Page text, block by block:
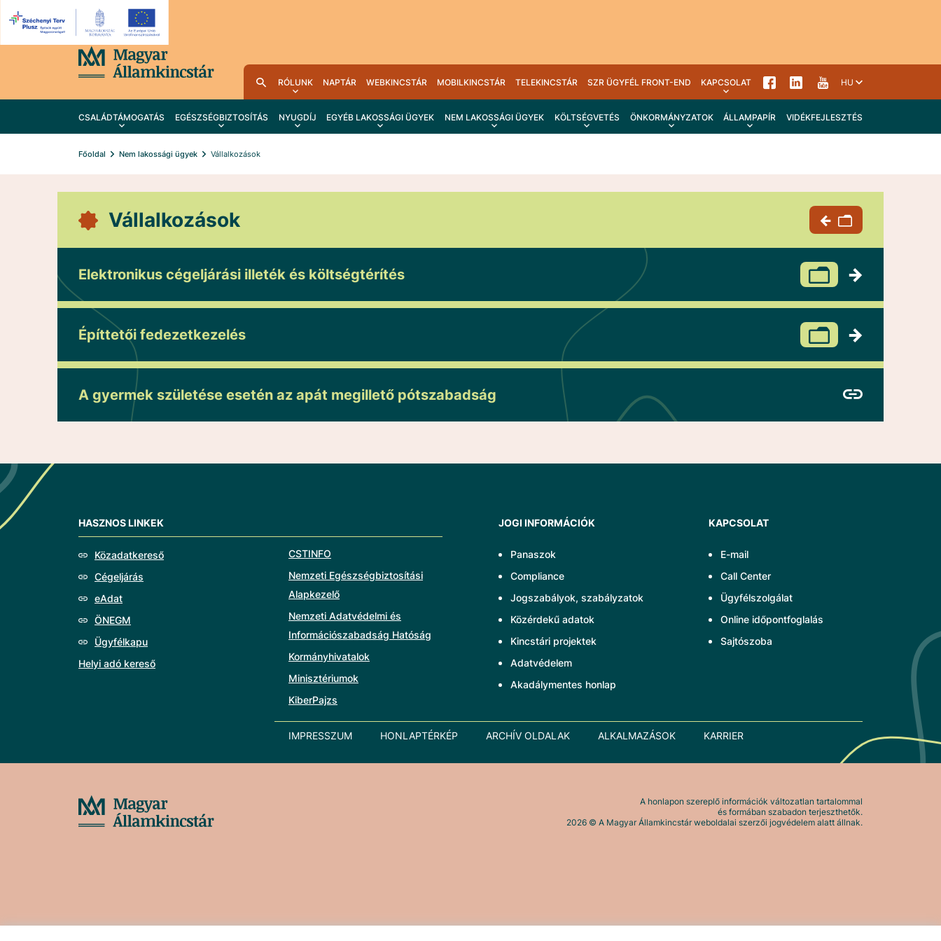
RÓLUNK NAPTÁR WEBKINCSTÁR MOBILKINCSTÁR TELEKINCSTÁR SZR ÜGYFÉL FRONT-END KAPCSOLAT HU
CSALÁDTÁMOGATÁS EGÉSZSÉGBIZTOSÍTÁS NYUGDÍJ EGYÉB LAKOSSÁGI ÜGYEK NEM LAKOSSÁGI ÜGYEK KÖLTSÉGVETÉS ÖNKORMÁNYZATOK ÁLLAMPAPÍR VIDÉKFEJLESZTÉS
Főoldal Nem lakossági ügyek Vállalkozások
Vállalkozások
Elektronikus cégeljárási illeték és költségtérítés
Építtetői fedezetkezelés
A gyermek születése esetén az apát megillető pótszabadság
HASZNOS LINKEK
Közadatkereső
Cégeljárás
eAdat
ÖNEGM
Ügyfélkapu
Helyi adó kereső
CSTINFO
Nemzeti Egészségbiztosítási
Alapkezelő
Nemzeti Adatvédelmi és
Információszabadság Hatóság
Kormányhivatalok
Minisztériumok
KiberPajzs
JOGI INFORMÁCIÓK
Panaszok
Compliance
Jogszabályok, szabályzatok
Közérdekű adatok
Kincstári projektek
Adatvédelem
Akadálymentes honlap
KAPCSOLAT
E-mail
Call Center
Ügyfélszolgálat
Online időpontfoglalás
Sajtószoba
IMPRESSZUM HONLAPTÉRKÉP ARCHÍV OLDALAK ALKALMAZÁSOK KARRIER
A honlapon szereplő információk változatlan tartalommal
és formában szabadon terjeszthetők.
2026 © A Magyar Államkincstár weboldalai szerzői jogvédelem alatt állnak.